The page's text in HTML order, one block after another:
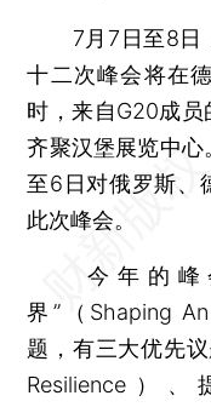
7月7日至8日
十二次峰会将在
时，来自G20成
齐聚汉堡展览中
至6日对俄罗斯、
此次峰会。
今年的峰
界”（Shaping
题，有三大优先
Resilience）